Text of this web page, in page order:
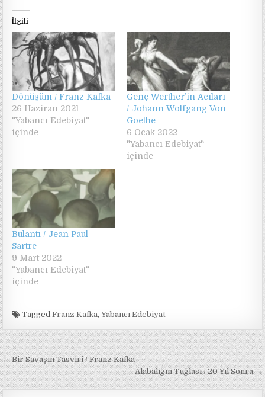
İlgili
Dönüşüm / Franz Kafka
26 Haziran 2021
"Yabancı Edebiyat"
içinde
Genç Werther’in Acıları
/ Johann Wolfgang Von
Goethe
6 Ocak 2022
"Yabancı Edebiyat"
içinde
Bulantı / Jean Paul
Sartre
9 Mart 2022
"Yabancı Edebiyat"
içinde
TaggedFranz Kafka,Yabancı Edebiyat
Yazı
gezinmesi
← Bir Savaşın Tasviri / Franz Kafka
Alabalığın Tuğlası / 20 Yıl Sonra →